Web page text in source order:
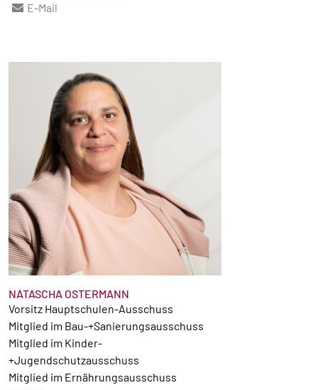
E-Mail
NATASCHA OSTERMANN
Vorsitz Hauptschulen-Ausschuss
Mitglied im Bau-+Sanierungsausschuss
Mitglied im Kinder-
+Jugendschutzausschuss
Mitglied im Ernährungsausschuss